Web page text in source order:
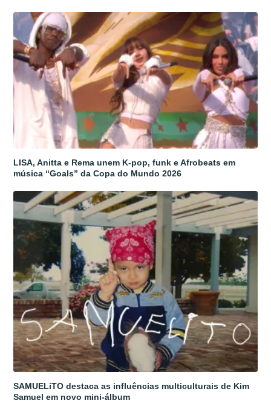
LISA, Anitta e Rema unem K-pop, funk e Afrobeats em
música “Goals” da Copa do Mundo 2026
SAMUELiTO destaca as influências multiculturais de Kim
Samuel em novo mini-álbum